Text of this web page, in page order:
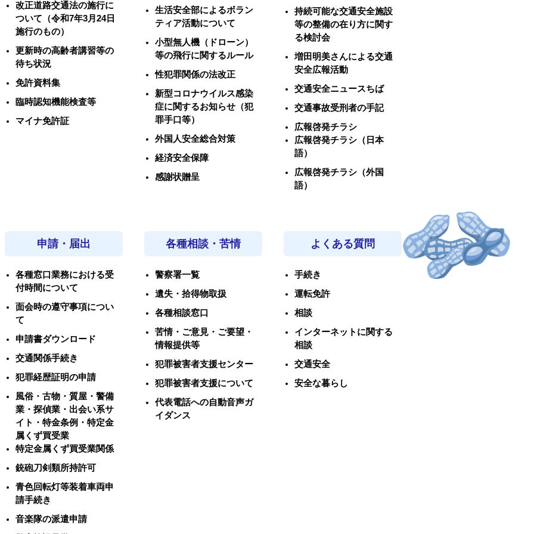
改正道路交通法の施行に
ついて（令和7年3月24日
施行のもの）
更新時の高齢者講習等の
待ち状況
免許資料集
臨時認知機能検査等
マイナ免許証
生活安全部によるボラン
ティア活動について
小型無人機（ドローン）
等の飛行に関するルール
性犯罪関係の法改正
新型コロナウイルス感染
症に関するお知らせ（犯
罪手口等）
外国人安全総合対策
経済安全保障
感謝状贈呈
持続可能な交通安全施設
等の整備の在り方に関す
る検討会
増田明美さんによる交通
安全広報活動
交通安全ニュースちば
交通事故受刑者の手記
広報啓発チラシ
広報啓発チラシ（日本
語）
広報啓発チラシ（外国
語）
申請・届出
各種窓口業務における受
付時間について
面会時の遵守事項につい
て
申請書ダウンロード
交通関係手続き
犯罪経歴証明の申請
風俗・古物・質屋・警備
業・探偵業・出会い系サ
イト・特金条例・特定金
属くず買受業
特定金属くず買受業関係
銃砲刀剣類所持許可
青色回転灯等装着車両申
請手続き
音楽隊の派遣申請
各種相談・苦情
警察署一覧
遺失・拾得物取扱
各種相談窓口
苦情・ご意見・ご要望・
情報提供等
犯罪被害者支援センター
犯罪被害者支援について
代表電話への自動音声ガ
イダンス
よくある質問
手続き
運転免許
相談
インターネットに関する
相談
交通安全
安全な暮らし